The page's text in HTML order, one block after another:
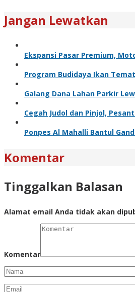
Jangan Lewatkan
Ekspansi Pasar Premium,
Program Budidaya Ikan
Galang Dana Lahan Parkir
Cegah Judol dan Pinjol,
Ponpes Al Mahalli Bantul
Komentar
Tinggalkan Balasan
Alamat email Anda tidak akan
Komentar